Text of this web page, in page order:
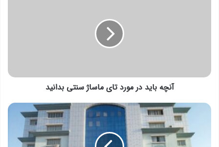
آنچه باید در مورد تای ماساژ سنتی بدانید
مرکز